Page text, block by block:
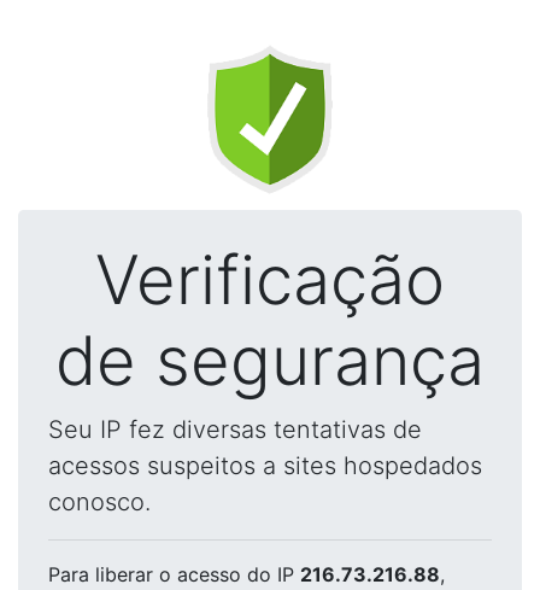
Verificação
de segurança
Seu IP fez diversas tentativas de
acessos suspeitos a sites hospedados
conosco.
Para liberar o acesso do IP 216.73.216.88,